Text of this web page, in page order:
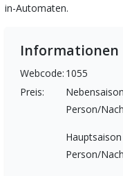
in-Automaten.
Informationen
Webcode: 1055
Preis:
Person/
Hauptsaison
Person/